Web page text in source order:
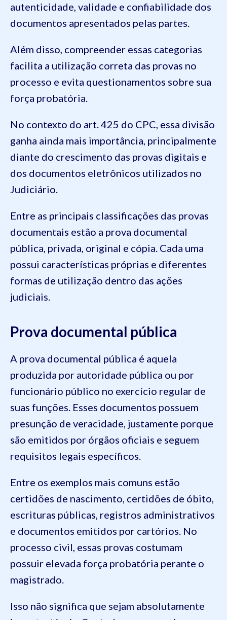
autenticidade, validade e confiabilidade dos
documentos apresentados pelas partes.
Além disso, compreender essas categorias
facilita a utilização correta das provas no
processo e evita questionamentos sobre sua
força probatória.
No contexto do art. 425 do CPC, essa divisão
ganha ainda mais importância, principalmente
diante do crescimento das provas digitais e
dos documentos eletrônicos utilizados no
Judiciário.
Entre as principais classificações das provas
documentais estão a prova documental
pública, privada, original e cópia. Cada uma
possui características próprias e diferentes
formas de utilização dentro das ações
judiciais.
Prova documental pública
A prova documental pública é aquela
produzida por autoridade pública ou por
funcionário público no exercício regular de
suas funções. Esses documentos possuem
presunção de veracidade, justamente porque
são emitidos por órgãos oficiais e seguem
requisitos legais específicos.
Entre os exemplos mais comuns estão
certidões de nascimento, certidões de óbito,
escrituras públicas, registros administrativos
e documentos emitidos por cartórios. No
processo civil, essas provas costumam
possuir elevada força probatória perante o
magistrado.
Isso não significa que sejam absolutamente